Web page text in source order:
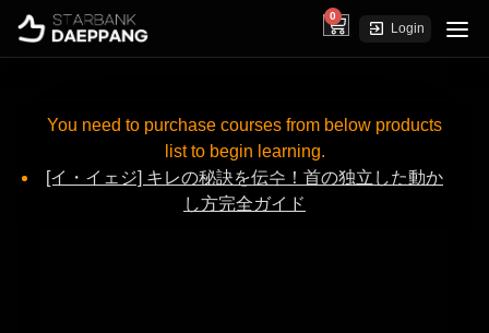
0
cart Login
You need to purchase courses from below products
list to begin learning.
[イ・イェジ] キレの秘訣を伝수！首の独立した動か
し方完全ガイド